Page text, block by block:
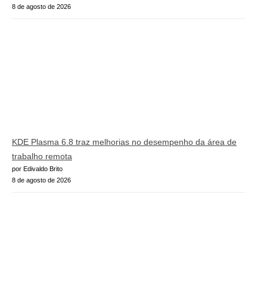
8 de agosto de 2026
KDE Plasma 6.8 traz melhorias no desempenho da área de
trabalho remota
por Edivaldo Brito
8 de agosto de 2026